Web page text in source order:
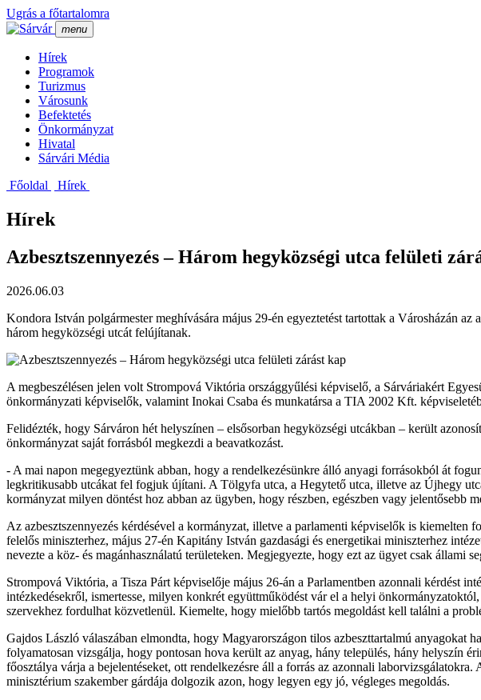
Ugrás a főtartalomra
menu
Hí­rek
Programok
Turizmus
Városunk
Befektetés
Önkormányzat
Hivatal
Sárvári Média
Főoldal
Hí­rek
Hírek
Azbesztszennyezés – Három hegyközségi utca felületi
2026.06.03
Kondora István polgármester meghívására május 29-én egyeztetést tartottak a Városházán
három hegyközségi utcát felújítanak.
A megbeszélésen jelen volt Strompová Viktória országgyűlési képviselő, a Sárváriakért
önkormányzati képviselők, valamint Inokai Csaba és munkatársa a TIA 2002 Kft.
Felidézték, hogy Sárváron hét helyszínen – elsősorban hegyközségi utcákban – került
önkormányzat saját forrásból megkezdi a beavatkozást.
- A mai napon megegyeztünk abban, hogy a rendelkezésünkre álló anyagi forrásokból át
legkritikusabb utcákat fel fogjuk újítani. A Tölgyfa utca, a Hegytető utca, illetve az Újhegy
kormányzat milyen döntést hoz abban az ügyben, hogy részben, egészben vagy
Az azbesztszennyezés kérdésével a kormányzat, illetve a parlamenti képviselők is
felelős miniszterhez, május 27-én Kapitány István gazdasági és energetikai miniszterhez
nevezte a köz- és magánhasználatú területeken. Megjegyezte, hogy ezt az ügyet csak állami
Strompová Viktória, a Tisza Párt képviselője május 26-án a Parlamentben azonnali kérdést
intézkedésekről, ismertesse, milyen konkrét együttműködést vár el a helyi
szervekhez fordulhat közvetlenül. Kiemelte, hogy mielőbb tartós megoldást kell találni a
Gajdos László válaszában elmondta, hogy Magyarországon tilos azbeszttartalmú anyagokat
folyamatosan vizsgálja, hogy pontosan hova került az anyag, hány település, hány helyszín
főosztálya várja a bejelentéseket, ott rendelkezésre áll a forrás az azonnali
minisztérium szakember gárdája dolgozik azon, hogy legyen egy jó, végleges megoldás.